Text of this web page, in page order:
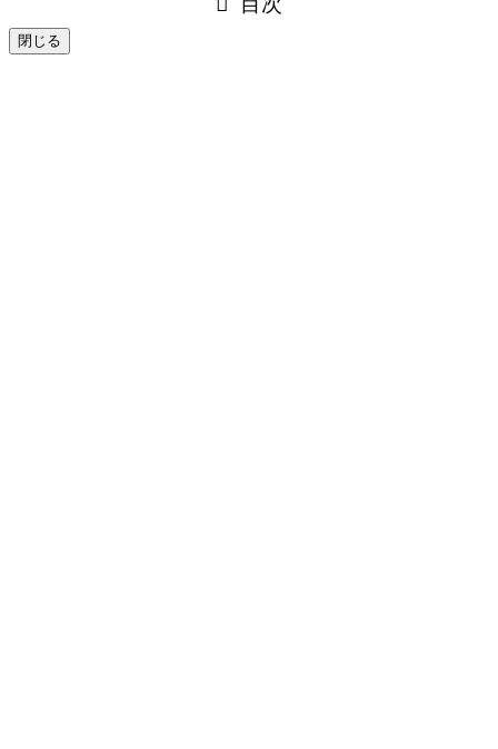
閉じる